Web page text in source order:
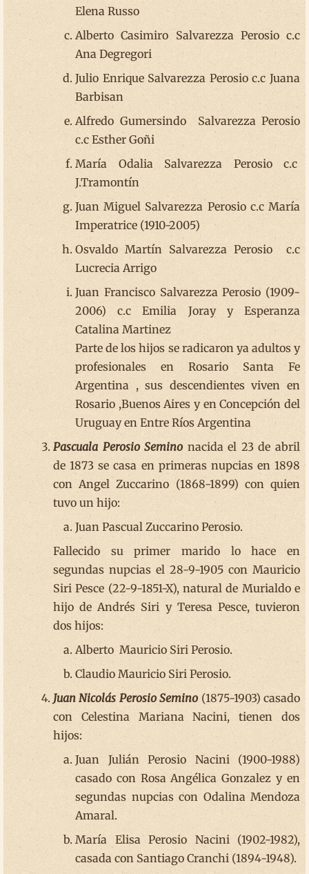
Elena Russo
Alberto Casimiro Salvarezza Perosio c.c
Ana Degregori
Julio Enrique Salvarezza Perosio c.c Juana
Barbisan
Alfredo Gumersindo Salvarezza Perosio
c.c Esther Goñi
María Odalia Salvarezza Perosio c.c
J.Tramontín
Juan Miguel Salvarezza Perosio c.c María
Imperatrice (1910-2005)
Osvaldo Martín Salvarezza Perosio c.c
Lucrecia Arrigo
Juan Francisco Salvarezza Perosio (1909-
2006) c.c Emilia Joray y Esperanza
Catalina Martinez
Parte de los hijos se radicaron ya adultos y
profesionales en Rosario Santa Fe
Argentina , sus descendientes viven en
Rosario ,Buenos Aires y en Concepción del
Uruguay en Entre Ríos Argentina
Pascuala Perosio Semino nacida el 23 de abril
de 1873 se casa en primeras nupcias en 1898
con Angel Zuccarino (1868-1899) con quien
tuvo un hijo:
Juan Pascual Zuccarino Perosio.
Fallecido su primer marido lo hace en
segundas nupcias el 28-9-1905 con Mauricio
Siri Pesce (22-9-1851-X), natural de Murialdo e
hijo de Andrés Siri y Teresa Pesce, tuvieron
dos hijos:
Alberto Mauricio Siri Perosio.
Claudio Mauricio Siri Perosio.
Juan Nicolás Perosio Semino(1875-1903) casado
con Celestina Mariana Nacini, tienen dos
hijos:
Juan Julián Perosio Nacini (1900-1988)
casado con Rosa Angélica Gonzalez y en
segundas nupcias con Odalina Mendoza
Amaral.
María Elisa Perosio Nacini (1902-1982),
casada con Santiago Cranchi (1894-1948).